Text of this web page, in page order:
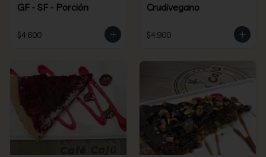
GF - SF - Porción
$4.600
Crudivegano
$4.900